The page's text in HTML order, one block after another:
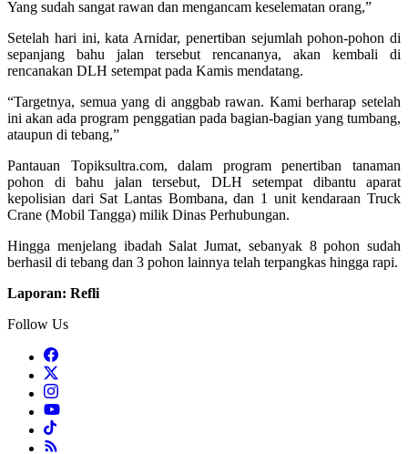
Yang sudah sangat rawan dan mengancam keselematan orang,”
Setelah hari ini, kata Arnidar, penertiban sejumlah pohon-pohon di
sepanjang bahu jalan tersebut rencananya, akan kembali di
rencanakan DLH setempat pada Kamis mendatang.
“Targetnya, semua yang di anggbab rawan. Kami berharap setelah
ini akan ada program penggatian pada bagian-bagian yang tumbang,
ataupun di tebang,”
Pantauan Topiksultra.com, dalam program penertiban tanaman
pohon di bahu jalan tersebut, DLH setempat dibantu aparat
kepolisian dari Sat Lantas Bombana, dan 1 unit kendaraan Truck
Crane (Mobil Tangga) milik Dinas Perhubungan.
Hingga menjelang ibadah Salat Jumat, sebanyak 8 pohon sudah
berhasil di tebang dan 3 pohon lainnya telah terpangkas hingga rapi.
Laporan: Refli
Follow Us